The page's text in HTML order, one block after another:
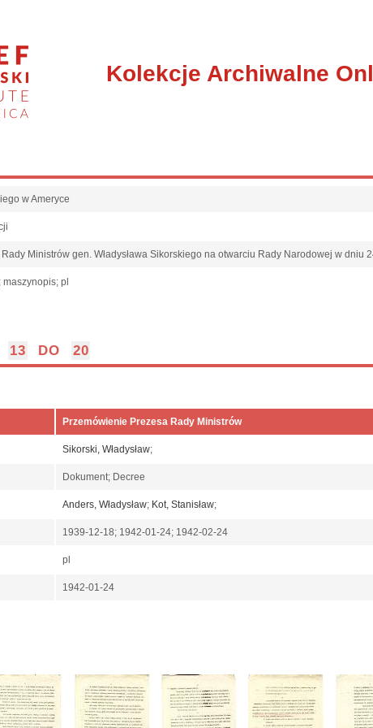
Kolekcje Archiwalne
w Ameryce
Ministrów gen. Władysława Sikorskiego na otwarciu Rady Narodowej w dniu
pl
13 DO 20
Przemówienie Prezesa Rady Ministrów
Sikorski, Władysław;
Dokument; Decree
Anders, Władysław; Kot, Stanisław;
1939-12-18; 1942-01-24; 1942-02-24
pl
1942-01-24